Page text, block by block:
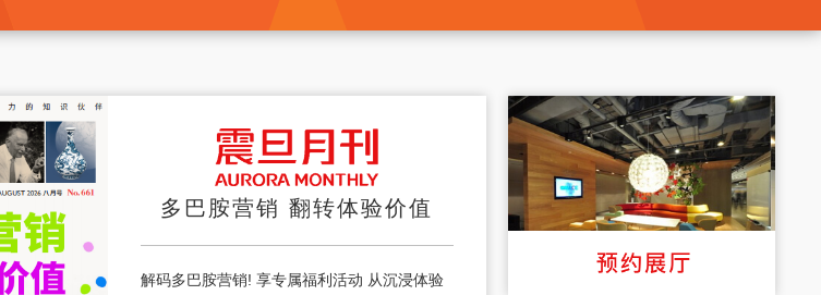
多巴胺营销 翻转体验价值
解码多巴胺营销! 享专属福利活动 从沉浸体验